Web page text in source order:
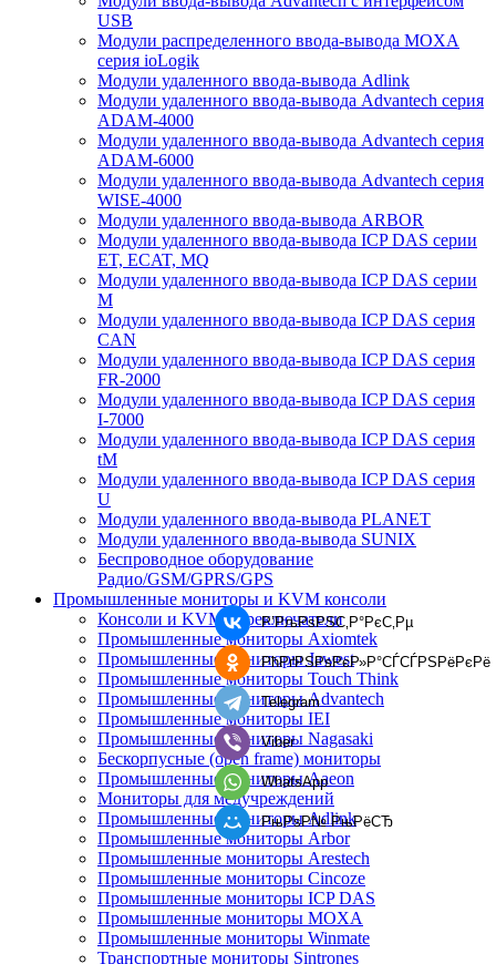
USB
Модули распределенного ввода-вывода MOXA
серия ioLogik
Модули удаленного ввода-вывода Adlink
Модули удаленного ввода-вывода Advantech серия
ADAM-4000
Модули удаленного ввода-вывода Advantech серия
ADAM-6000
Модули удаленного ввода-вывода Advantech серия
WISE-4000
Модули удаленного ввода-вывода ARBOR
Модули удаленного ввода-вывода ICP DAS серии
ET, ECAT, MQ
Модули удаленного ввода-вывода ICP DAS серии
M
Модули удаленного ввода-вывода ICP DAS серия
CAN
Модули удаленного ввода-вывода ICP DAS серия
FR-2000
Модули удаленного ввода-вывода ICP DAS серия
I-7000
Модули удаленного ввода-вывода ICP DAS серия
tM
Модули удаленного ввода-вывода ICP DAS серия
U
Модули удаленного ввода-вывода PLANET
Модули удаленного ввода-вывода SUNIX
Беспроводное оборудование
Радио/GSM/GPRS/GPS
Промышленные мониторы и KVM консоли
Консоли и KVM переключатели
Промышленные мониторы Axiomtek
Промышленные мониторы Jawest
Промышленные мониторы Touch Think
Промышленные мониторы Advantech
Промышленные мониторы IEI
Промышленные мониторы Nagasaki
Бескорпусные (open frame) мониторы
Промышленные мониторы Aaeon
Мониторы для медучреждений
Промышленные мониторы Adlink
Промышленные мониторы Arbor
Промышленные мониторы Arestech
Промышленные мониторы Cincoze
Промышленные мониторы ICP DAS
Промышленные мониторы MOXA
Промышленные мониторы Winmate
Транспортные мониторы Sintrones
Р’РљРѕРЅС‚Р°РєС‚Рµ
РћРґРЅРѕРєР»Р°СЃСЃРЅРёРєРё
Telegram
Viber
WhatsApp
РњРѕР№ РњРёСЂ